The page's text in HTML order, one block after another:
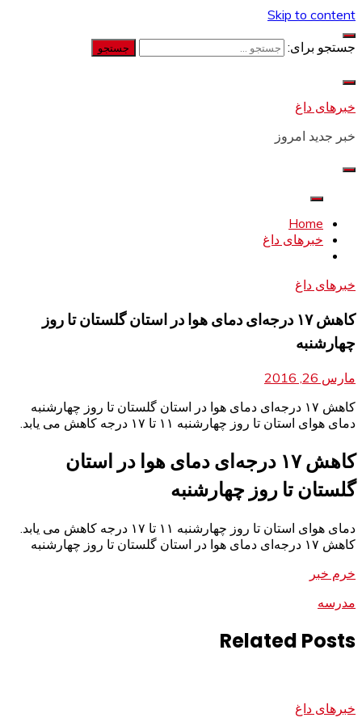
Skip to content
جستجو برای:
خبرهای داغ
خبر جدید امروز
Home
خبرهای داغ
خبرهای داغ
کاهش ۱۷ درجه‌ای دمای هوا در استان گلستان تا روز
چهارشنبه
مارس 26, 2016
کاهش ۱۷ درجه‌ای دمای هوا در استان گلستان تا روز چهارشنبه
دمای هوای استان تا روز چهارشنبه ۱۱ تا ۱۷ درجه‌ کاهش می یابد.
کاهش ۱۷ درجه‌ای دمای هوا در استان
گلستان تا روز چهارشنبه
دمای هوای استان تا روز چهارشنبه ۱۱ تا ۱۷ درجه‌ کاهش می یابد.
کاهش ۱۷ درجه‌ای دمای هوا در استان گلستان تا روز چهارشنبه
خرم خبر
مدرسه
Related Posts
خبرهای داغ